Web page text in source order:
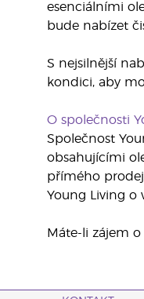
esenciálními
bude nabízet
S nejsilnější
kondici, aby
O společnosti
Společnost
obsahujícími
přímého
Young Living o
Máte-li zájem